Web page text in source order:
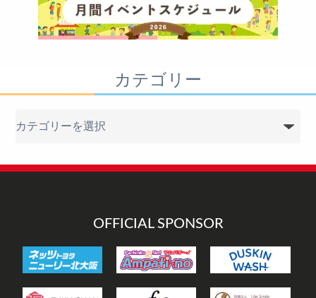
カテゴリー
リ
OFFICIAL SPONSOR